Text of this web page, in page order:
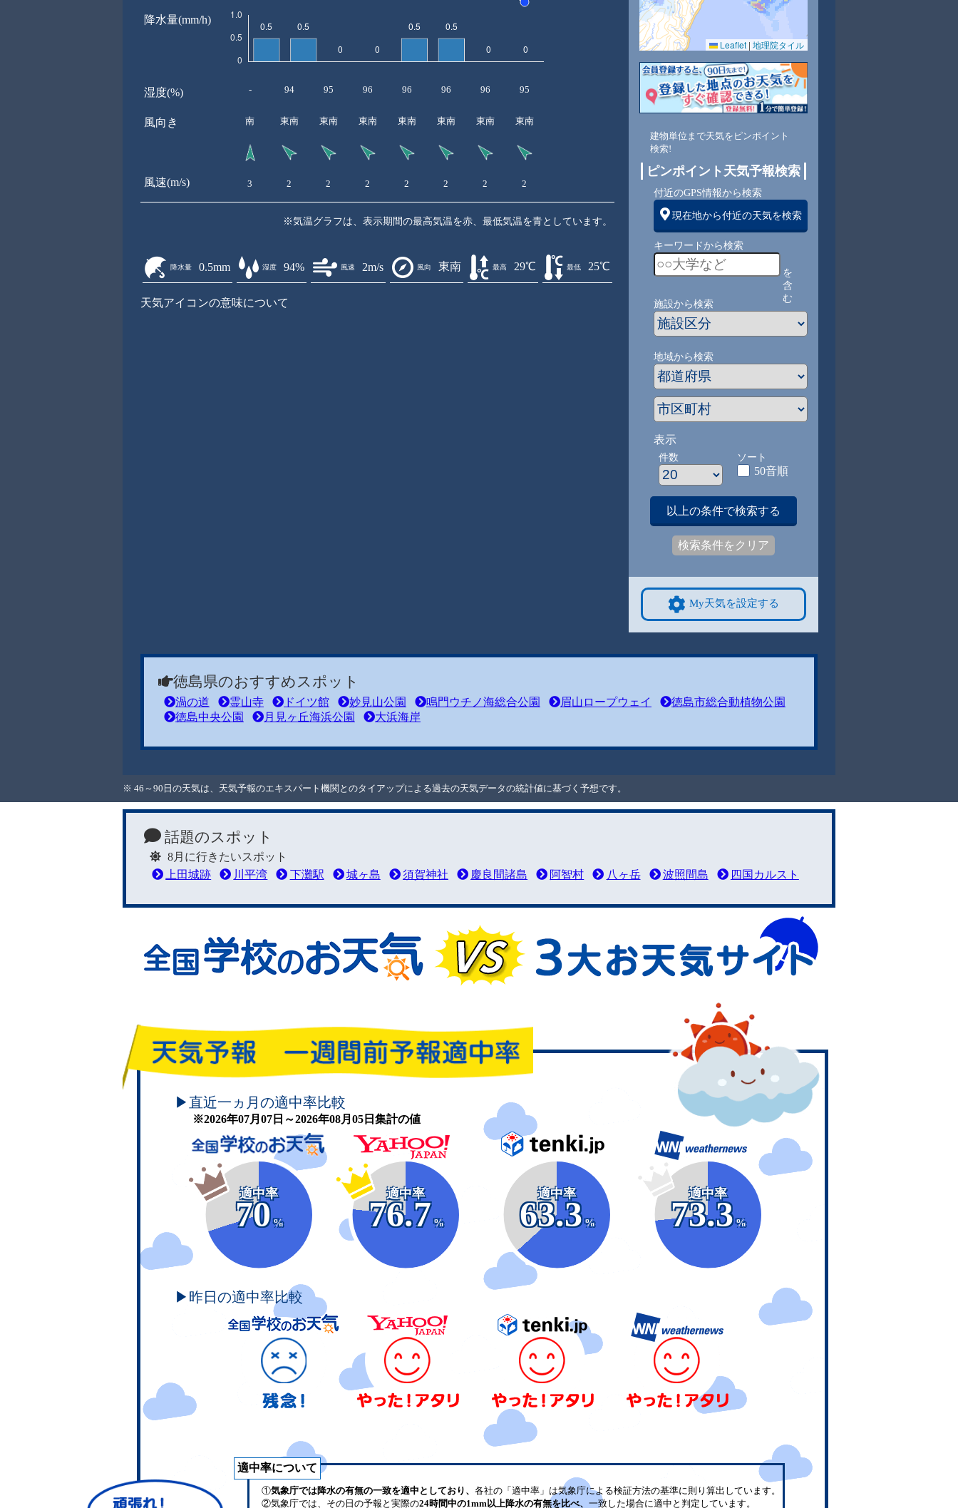
降水量(mm/h)
湿度(%)
風向き
風速(m/s)
- 94 95 96 96 96 96 95
南 東南 東南 東南 東南 東南 東南 東南
3 2 2 2 2 2 2 2
※気温グラフは、表示期間の最高気温を赤、最低気温を青としています。
降水量 0.5mm 湿度 94% 風速 2m/s 風向 東南 最高 29℃ 最低 25℃
天気アイコンの意味について
Leaflet | 地理院タイル
建物単位まで天気をピンポイント
検索!
ピンポイント天気予報検索
付近のGPS情報から検索
現在地から付近の天気を検索
キーワードから検索
を
含
む
施設から検索
地域から検索
表示
件数 ソート
50音順
以上の条件で検索する
検索条件をクリア
My天気を設定する
徳島県のおすすめスポット
渦の道 霊山寺 ドイツ館 妙見山公園 鳴門ウチノ海総合公園 眉山ロープウェイ
徳島市総合動植物公園
徳島中央公園
月見ヶ丘海浜公園 大浜海岸
※ 46～90日の天気は、天気予報のエキスパート機関とのタイアップによる過去の天気データの統計値に基づく予想です。
話題のスポット
8月に行きたいスポット
上田城跡
川平湾 下灘駅 城ヶ島 須賀神社 慶良間諸島 阿智村 八ヶ岳 波照間島 四国カルスト
頑張れ！学校のお天気
▶直近一ヵ月の適中率比較
※2026年07月07日～2026年08月05日集計の値
適中率
70
%
適中率
76.7
%
適中率
63.3
%
適中率
73.3
%
▶昨日の適中率比較
適中率について
①気象庁では降水の有無の一致を適中としており、 各社の「適中率」は気象庁による検証方法の基準に則り算出しています。
②気象庁では、その日の予報と実際の24時間中の1mm以上降水の有無を比べ、 一致した場合に適中と判定しています。